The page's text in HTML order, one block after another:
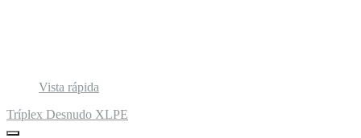
Vista rápida
Tríplex Desnudo XLPE